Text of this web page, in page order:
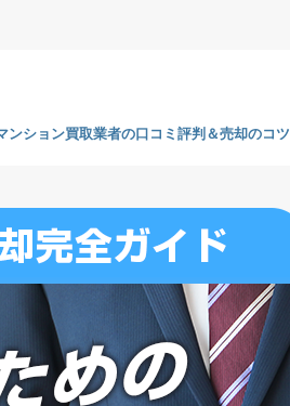
ンション買取業者の口コミ評判＆売却のコツ